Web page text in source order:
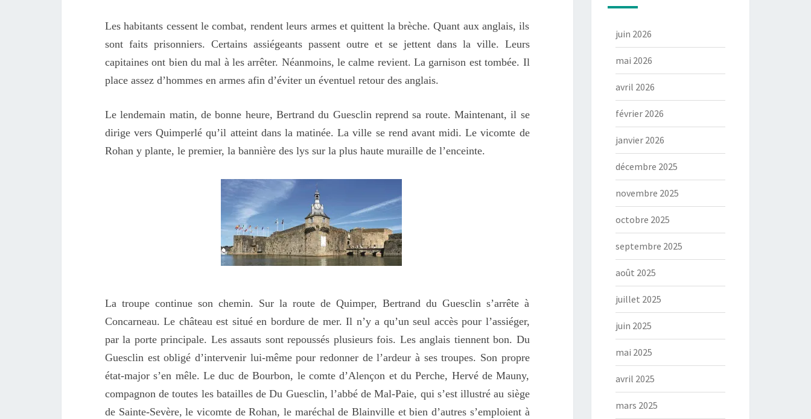
Les habitants cessent le combat, rendent leurs armes et quittent la brèche. Quant aux anglais, ils
sont faits prisonniers. Certains assiégeants passent outre et se jettent dans la ville. Leurs
capitaines ont bien du mal à les arrêter. Néanmoins, le calme revient. La garnison est tombée. Il
place assez d’hommes en armes afin d’éviter un éventuel retour des anglais.
Le lendemain matin, de bonne heure, Bertrand du Guesclin reprend sa route. Maintenant, il se
dirige vers Quimperlé qu’il atteint dans la matinée. La ville se rend avant midi. Le vicomte de
Rohan y plante, le premier, la bannière des lys sur la plus haute muraille de l’enceinte.
La troupe continue son chemin. Sur la route de Quimper, Bertrand du Guesclin s’arrête à
Concarneau. Le château est situé en bordure de mer. Il n’y a qu’un seul accès pour l’assiéger,
par la porte principale. Les assauts sont repoussés plusieurs fois. Les anglais tiennent bon. Du
Guesclin est obligé d’intervenir lui-même pour redonner de l’ardeur à ses troupes. Son propre
état-major s’en mêle. Le duc de Bourbon, le comte d’Alençon et du Perche, Hervé de Mauny,
compagnon de toutes les batailles de Du Guesclin, l’abbé de Mal-Paie, qui s’est illustré au siège
de Sainte-Sevère, le vicomte de Rohan, le maréchal de Blainville et bien d’autres s’emploient à
juin 2026
mai 2026
avril 2026
février 2026
janvier 2026
décembre 2025
novembre 2025
octobre 2025
septembre 2025
août 2025
juillet 2025
juin 2025
mai 2025
avril 2025
mars 2025